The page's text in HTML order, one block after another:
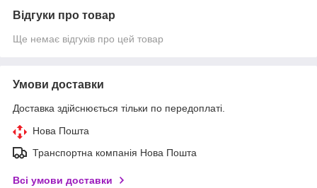
Відгуки про товар
Ще немає відгуків про цей товар
Умови доставки
Доставка здійснюється тільки по передоплаті.
Нова Пошта
Транспортна компанія Нова Пошта
Всі умови доставки